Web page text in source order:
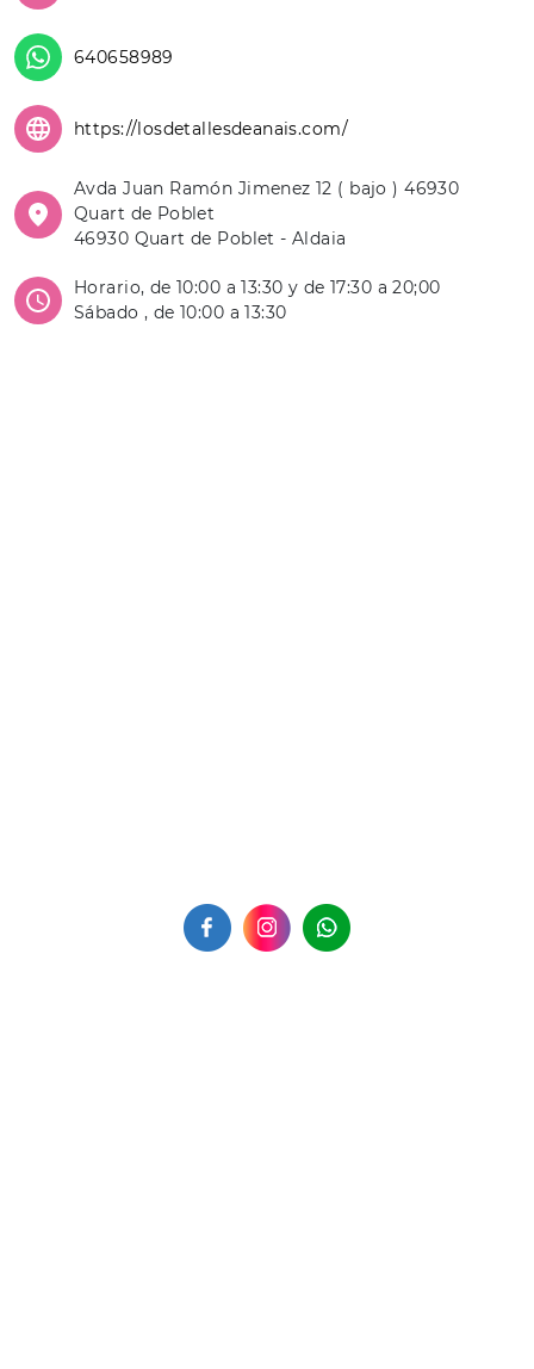
640658989
https://losdetallesdeanais.com/
Avda Juan Ramón Jimenez 12 ( bajo ) 46930
Quart de Poblet
46930 Quart de Poblet - Aldaia
Horario, de 10:00 a 13:30 y de 17:30 a 20;00
Sábado , de 10:00 a 13:30